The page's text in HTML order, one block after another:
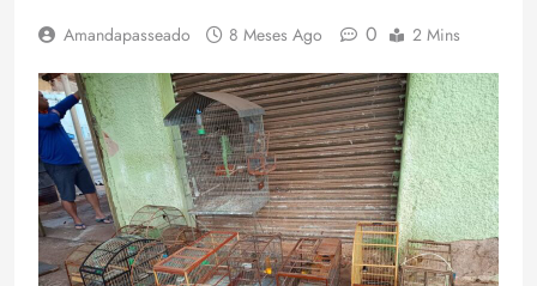
Amandapasseado 8 Meses Ago 0 2 Mins